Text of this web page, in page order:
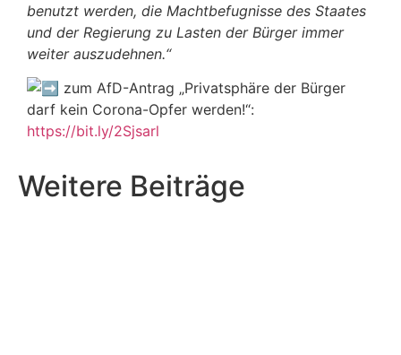
benutzt werden, die Machtbefugnisse des Staates
und der Regierung zu Lasten der Bürger immer
weiter auszudehnen.“
zum AfD-Antrag „Privatsphäre der Bürger
darf kein Corona-Opfer werden!“:
https://bit.ly/2Sjsarl
Weitere Beiträge